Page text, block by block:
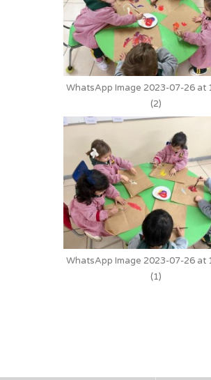
WhatsApp Image 2023-07-26 at
(2)
WhatsApp Image 2023-07-26 at
(1)